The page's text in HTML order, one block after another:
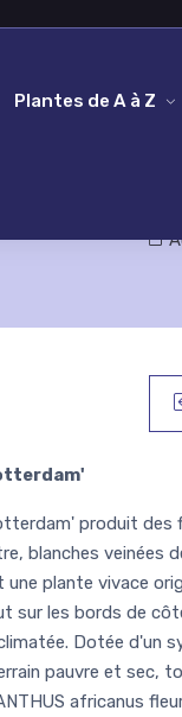
Plantes de A à Z
produit des
blanches veinées
une plante vivace
sur les bords de
Dotée d'un
pauvre et sec,
africanus